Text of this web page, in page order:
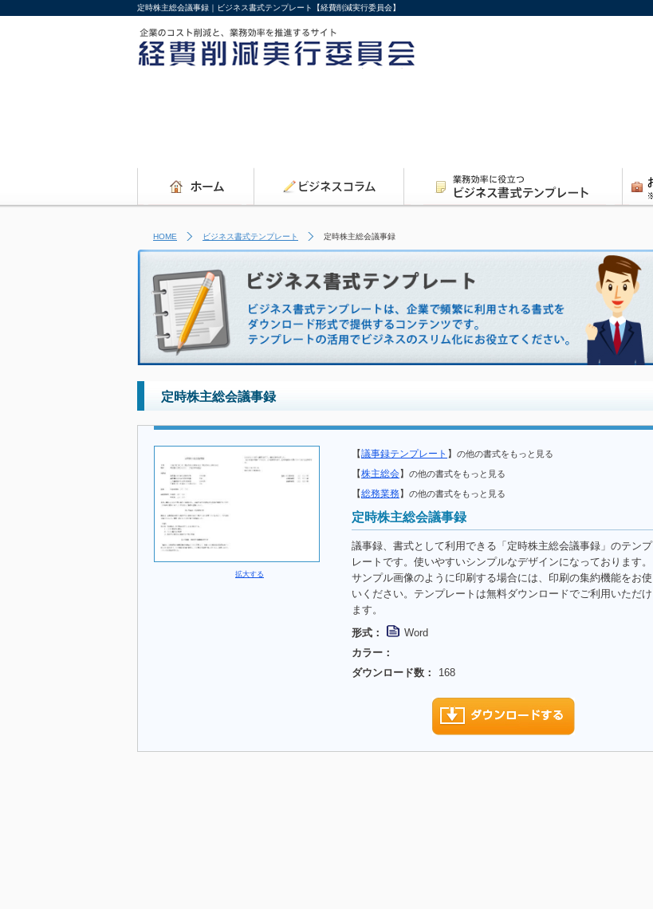
定時株主総会議事録｜ビジネス書式テンプレート【経費削減実行委員会】
HOME ビジネス書式テンプレート 定時株主総会議事録
定時株主総会議事録
拡大する
【議事録テンプレート 】 の他の書式をもっと見る
【株主総会】 の他の書式をもっと見る
【総務業務】 の他の書式をもっと見る
定時株主総会議事録
議事録、書式として利用できる「定時株主総会議事録」のテンプ
レートです。使いやすいシンプルなデザインになっております。
サンプル画像のように印刷する場合には、印刷の集約機能をお使
いください。テンプレートは無料ダウンロードでご利用いただけ
ます。
形式：
Word
カラー：
ダウンロード数：
168